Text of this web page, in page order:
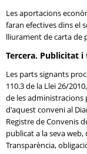
Les aportacions
faran efectives dins el
lliurament de carta de
Tercera. Publicitat i
Les parts signants
110.3 de la Llei 26/
de les administracions
d'aquest conveni al
Registre de Convenis
publicat a la seva web,
Transparència,